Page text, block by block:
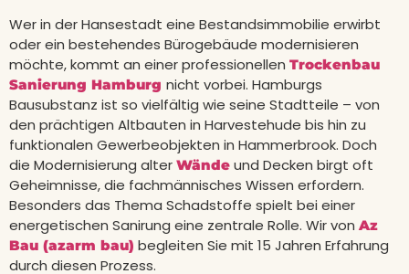
Wer in der Hansestadt eine Bestandsimmobilie erwirbt
oder ein bestehendes Bürogebäude modernisieren
möchte, kommt an einer professionellen Trockenbau
Sanierung Hamburg nicht vorbei. Hamburgs
Bausubstanz ist so vielfältig wie seine Stadtteile – von
den prächtigen Altbauten in Harvestehude bis hin zu
funktionalen Gewerbeobjekten in Hammerbrook. Doch
die Modernisierung alter Wände und Decken birgt oft
Geheimnisse, die fachmännisches Wissen erfordern.
Besonders das Thema Schadstoffe spielt bei einer
energetischen Sanirung eine zentrale Rolle. Wir von Az
Bau (azarm bau) begleiten Sie mit 15 Jahren Erfahrung
durch diesen Prozess.